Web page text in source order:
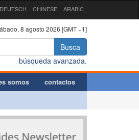
DEUTSCH CHINESE ARABIC
8 agosto 2026 [GMT +1]
Busca
búsqueda avanzada.
somos contactos